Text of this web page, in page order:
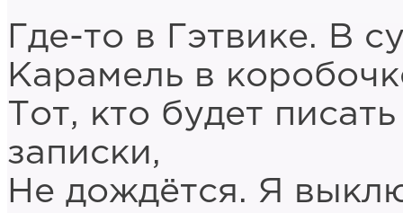
Где-то в Гэтвике. В
Карамель в
Тот, кто будет
записки,
Не дождётся. Я